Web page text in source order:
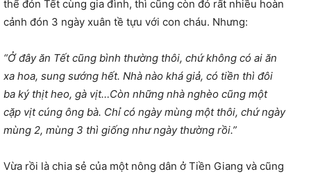
thể đón Tết cùng gia đình, thì cũng còn đó rất nhiều hoàn
cảnh đón 3 ngày xuân tề tựu với con cháu. Nhưng:
“Ở đây ăn Tết cũng bình thường thôi, chứ không có ai ăn
xa hoa, sung sướng hết. Nhà nào khá giả, có tiền thì đôi
ba ký thịt heo, gà vịt…Còn những nhà nghèo cũng một
cặp vịt cúng ông bà. Chỉ có ngày mùng một thôi, chứ ngày
mùng 2, mùng 3 thì giống như ngày thường rồi.”
Vừa rồi là chia sẻ của một nông dân ở Tiền Giang và cũng